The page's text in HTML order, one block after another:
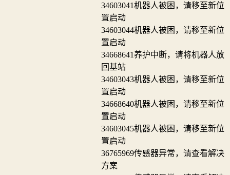
34603041机器人被困，请移至新位
置启动
34603044机器人被困，请移至新位
置启动
34668641养护中断，请将机器人放
回基站
34603043机器人被困，请移至新位
置启动
34668640机器人被困，请移至新位
置启动
34603045机器人被困，请移至新位
置启动
36765969传感器异常，请查看解决
方案